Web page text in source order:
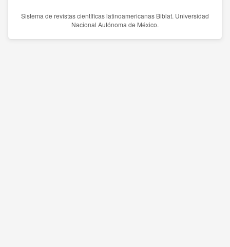
Sistema de revistas científicas latinoamericanas Biblat. Universidad
Nacional Autónoma de México.